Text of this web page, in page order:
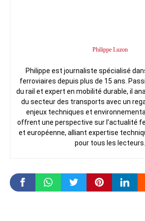
Philippe Luzon
Philippe est journaliste spécialisé
ferroviaires depuis plus de 15 ans.
du rail et expert en mobilité durable, il
du secteur des transports avec un
enjeux techniques et
offrent une perspective sur l’actualité
et européenne, alliant expertise
pour tous les lecteurs.